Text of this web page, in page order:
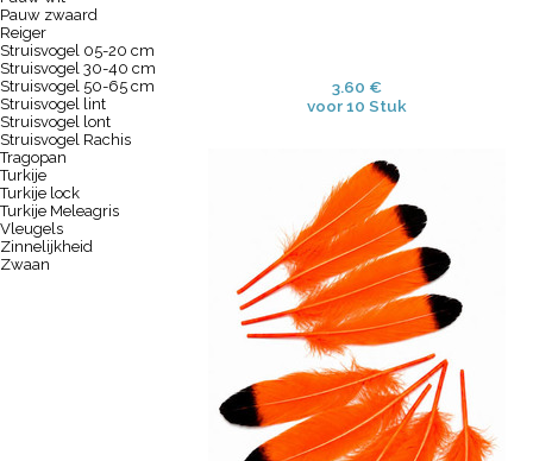
Pauw zwaard
Reiger
Struisvogel 05-20 cm
Struisvogel 30-40 cm
Struisvogel 50-65 cm
Struisvogel lint
Struisvogel lont
Struisvogel Rachis
Tragopan
Turkije
Turkije lock
Turkije Meleagris
Vleugels
Zinnelijkheid
Zwaan
3.60 €
voor 10 Stuk